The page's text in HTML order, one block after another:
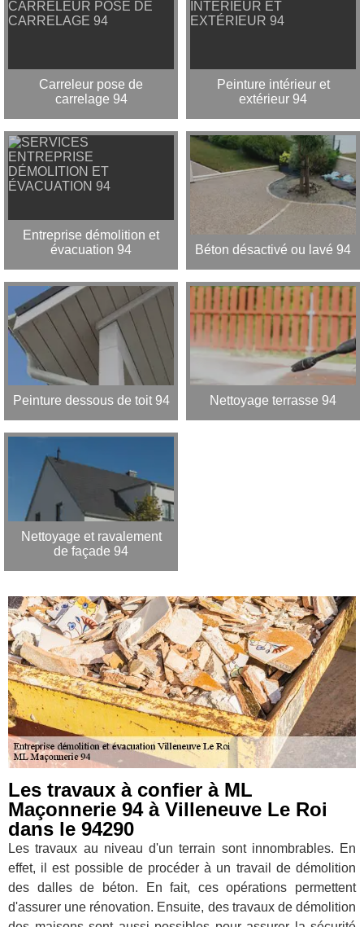
Carreleur pose de
carrelage 94
Peinture intérieur et
extérieur 94
Entreprise démolition et
évacuation 94
Béton désactivé ou lavé 94
Peinture dessous de toit 94 Nettoyage terrasse 94
Nettoyage et ravalement
de façade 94
Les travaux à confier à ML
Maçonnerie 94 à Villeneuve Le Roi
dans le 94290
Les travaux au niveau d'un terrain sont innombrables. En
effet, il est possible de procéder à un travail de démolition
des dalles de béton. En fait, ces opérations permettent
d'assurer une rénovation. Ensuite, des travaux de démolition